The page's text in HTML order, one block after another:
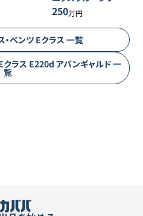
250万円
・ベンツ Eクラス 一覧
クラス E220d アバンギャルド一
覧